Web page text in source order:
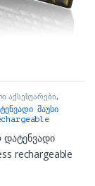
აქსესუარები,
მაუსი